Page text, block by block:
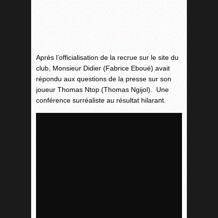
Après l’officialisation de la recrue sur le site du
club, Monsieur Didier (Fabrice Eboué) avait
répondu aux questions de la presse sur son
joueur Thomas Ntop (Thomas Ngijol). Une
conférence surréaliste au résultat hilarant.